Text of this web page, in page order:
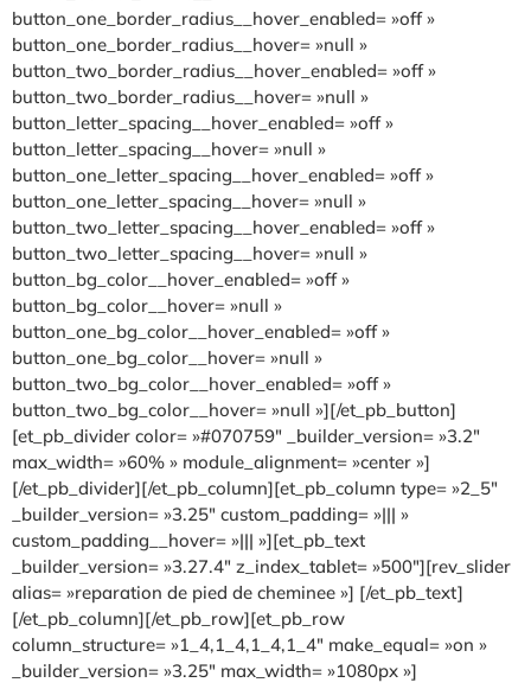
button_one_border_radius__hover_enabled= »off »
button_one_border_radius__hover= »null »
button_two_border_radius__hover_enabled= »off »
button_two_border_radius__hover= »null »
button_letter_spacing__hover_enabled= »off »
button_letter_spacing__hover= »null »
button_one_letter_spacing__hover_enabled= »off »
button_one_letter_spacing__hover= »null »
button_two_letter_spacing__hover_enabled= »off »
button_two_letter_spacing__hover= »null »
button_bg_color__hover_enabled= »off »
button_bg_color__hover= »null »
button_one_bg_color__hover_enabled= »off »
button_one_bg_color__hover= »null »
button_two_bg_color__hover_enabled= »off »
button_two_bg_color__hover= »null »][/et_pb_button]
[et_pb_divider color= »#070759″ _builder_version= »3.2″
max_width= »60% » module_alignment= »center »]
[/et_pb_divider][/et_pb_column][et_pb_column type= »2_5″
_builder_version= »3.25″ custom_padding= »||| »
custom_padding__hover= »||| »][et_pb_text
_builder_version= »3.27.4″ z_index_tablet= »500″][rev_slider
alias= »reparation de pied de cheminee »] [/et_pb_text]
[/et_pb_column][/et_pb_row][et_pb_row
column_structure= »1_4,1_4,1_4,1_4″ make_equal= »on »
_builder_version= »3.25″ max_width= »1080px »]